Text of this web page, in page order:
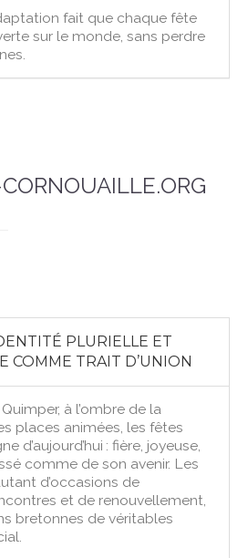
fait que chaque fête
sur le monde, sans perdre
PLURIELLE ET
COMME TRAIT D’UNION
à l’ombre de la
places animées, les fêtes
d’aujourd’hui : fière, joyeuse,
comme de son avenir. Les
d’occasions de
et de renouvellement,
bretonnes de véritables